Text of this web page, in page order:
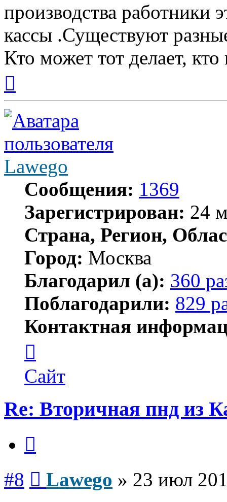
производства работники
кассы .Существуют
Кто может тот делает,
началу
Lawego
Сообщения: 1369
Зарегистрирован: 24
Страна, Регион,
Город: Москва
Благодарил (а): 360
Поблагодарили: 829
Контактная
пользователя
Lawego
Сайт
Re: Вторичная пнд из
#8 Lawego » 23 июл